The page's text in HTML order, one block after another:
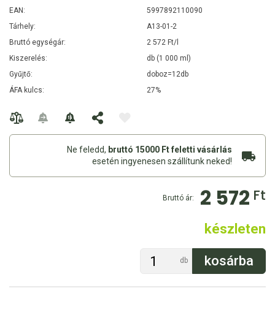
EAN:
5997892110090
Tárhely:
A13-01-2
Bruttó egységár:
2 572 Ft/l
Kiszerelés:
db (1 000 ml)
Gyűjtő:
doboz=12db
ÁFA kulcs:
27%
Ne feledd, bruttó 15000 Ft feletti vásárlás
esetén ingyenesen szállítunk neked!
Bruttó ár: 2 572 Ft
készleten
db